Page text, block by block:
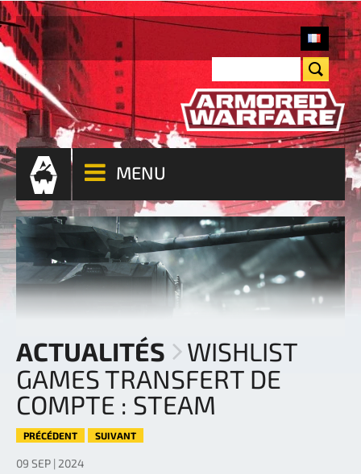
MENU
ACTUALITÉS
WISHLIST
GAMES TRANSFERT DE
COMPTE : STEAM
PRÉCÉDENT SUIVANT
09 SEP | 2024